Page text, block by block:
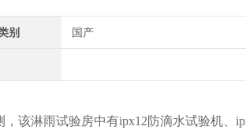
别 国产
该淋雨试验房中有ipx12防滴水试验机、